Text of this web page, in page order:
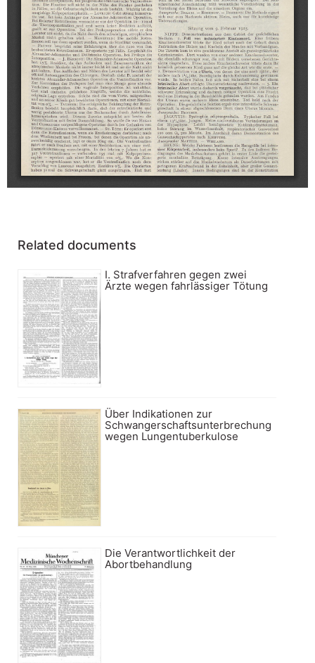
Related documents
I. Strafverfahren gegen zwei
Ärzte wegen fahrlässiger Tötung
Über Indikationen zur
Schwangerschaftsunterbrechung
wegen Lungentuberkulose
Die Verantwortlichkeit der
Abortbehandlung